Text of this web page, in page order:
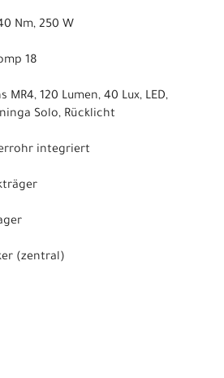
Nm, 250 W
18
120 Lumen, 40 Lux, LED,
Solo, Rücklicht
integriert
(zentral)